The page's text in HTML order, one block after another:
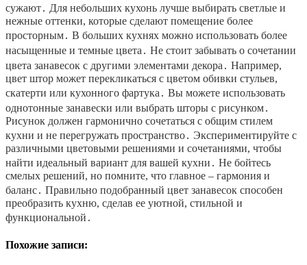
сужают․ Для небольших кухонь лучше выбирать светлые и
нежные оттенки, которые сделают помещение более
просторным․ В больших кухнях можно использовать более
насыщенные и темные цвета․ Не стоит забывать о сочетании
цвета занавесок с другими элементами декора․ Например,
цвет штор может перекликаться с цветом обивки стульев,
скатерти или кухонного фартука․ Вы можете использовать
однотонные занавески или выбрать шторы с рисунком․
Рисунок должен гармонично сочетаться с общим стилем
кухни и не перегружать пространство․ Экспериментируйте с
различными цветовыми решениями и сочетаниями, чтобы
найти идеальный вариант для вашей кухни․ Не бойтесь
смелых решений, но помните, что главное – гармония и
баланс․ Правильно подобранный цвет занавесок способен
преобразить кухню, сделав ее уютной, стильной и
функциональной․
Похожие записи: